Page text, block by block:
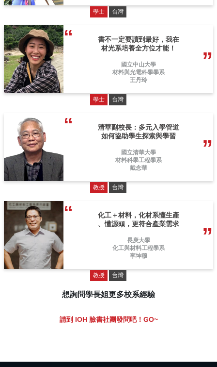
學士 台灣
書不一定要讀到最好，我在
材光系培養全方位才能！
國立中山大學
材料與光電科學學系
王丹玲
學士 台灣
清華副校長：多元入學管道
如何協助學生探索與學習
國立清華大學
材料科學工程學系
戴念華
教授 台灣
化工＋材料，化材系懂生產
、懂源頭，更符合產業需求
長庚大學
化工與材料工程學系
李坤穆
教授 台灣
想詢問學長姐更多校系經驗
請到 IOH 臉書社團發問吧！GO~